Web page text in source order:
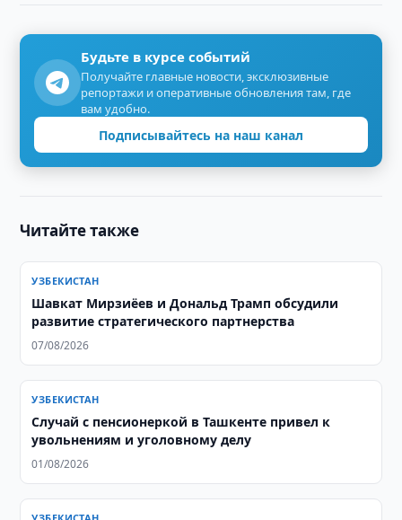
Будьте в курсе событий
Получайте главные новости, эксклюзивные
репортажи и оперативные обновления там, где
вам удобно.
Подписывайтесь на наш канал
Читайте также
УЗБЕКИСТАН
Шавкат Мирзиёев и Дональд Трамп обсудили
развитие стратегического партнерства
07/08/2026
УЗБЕКИСТАН
Случай с пенсионеркой в Ташкенте привел к
увольнениям и уголовному делу
01/08/2026